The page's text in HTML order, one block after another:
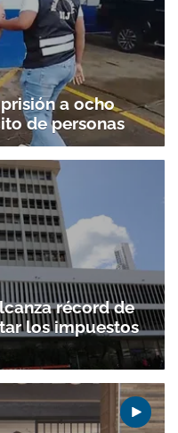
a ocho
de personas
récord de
los impuestos